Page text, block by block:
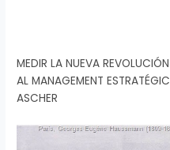
MEDIR LA NUEVA
AL MANAGEMENT
ASCHER